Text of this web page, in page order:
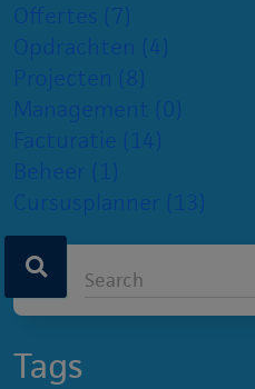
Offertes (7)
Opdrachten (4)
Projecten (8)
Management (0)
Facturatie (14)
Beheer (1)
Cursusplanner (13)
Tags